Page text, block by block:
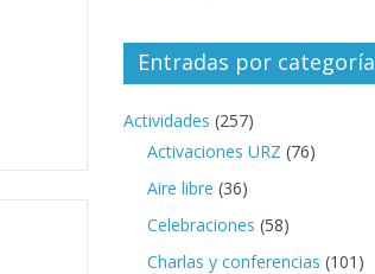
Entradas por categoría
Actividades (257)
Activaciones URZ (76)
Aire libre (36)
Celebraciones (58)
Charlas y conferencias (101)